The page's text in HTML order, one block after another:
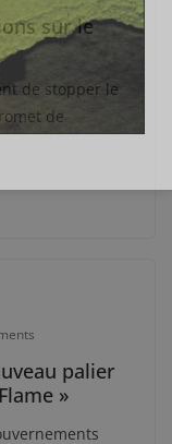
sur le
de stopper le
de
palier
»